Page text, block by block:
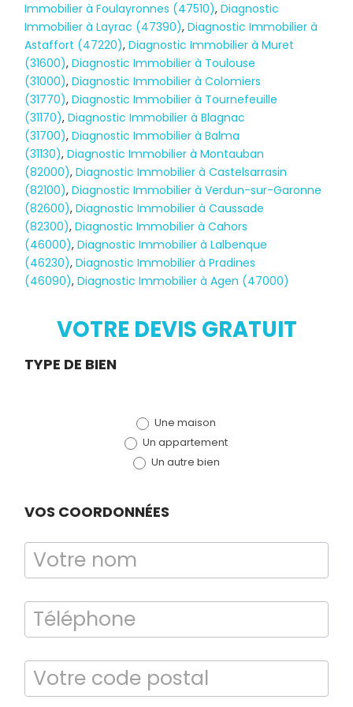
Diagnostic
Bilan énergétique
Immobilier à Foulayronnes (47510),Diagnostic
Immobilier à Layrac (47390),Diagnostic Immobilier à
Astaffort (47220),Diagnostic Immobilier à Muret
(31600),Diagnostic Immobilier à Toulouse
(31000),Diagnostic Immobilier à Colomiers
(31770),Diagnostic Immobilier à Tournefeuille
(31170),Diagnostic Immobilier à Blagnac
(31700),Diagnostic Immobilier à Balma
(31130),Diagnostic Immobilier à Montauban
(82000),Diagnostic Immobilier à Castelsarrasin
(82100),Diagnostic Immobilier à Verdun-sur-Garonne
(82600),Diagnostic Immobilier à Caussade
(82300),Diagnostic Immobilier à Cahors
(46000),Diagnostic Immobilier à Lalbenque
(46230),Diagnostic Immobilier à Pradines
(46090),Diagnostic Immobilier à Agen (47000)
VOTRE DEVIS GRATUIT
Demande
TYPE DE BIEN
Une maison
Un appartement
Un autre bien
VOS COORDONNÉES